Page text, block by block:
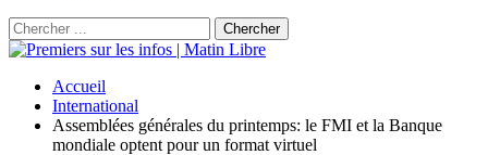
Accueil
International
Assemblées générales du printemps: le FMI et la Banque
mondiale optent pour un format virtuel